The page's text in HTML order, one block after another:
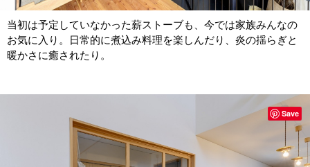
当初は予定していなかった薪ストーブも、今では家族みんなの
お気に入り。日常的に煮込み料理を楽しんだり、炎の揺らぎと
暖かさに癒されたり。
Save